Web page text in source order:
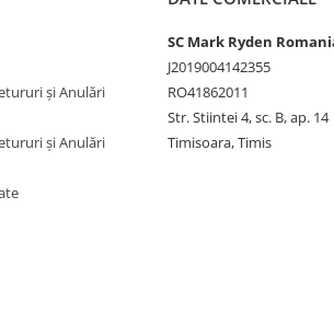
și Anulări
și Anulări
SC Mark Ryden
J2019004142355
RO41862011
Str. Stiintei 4, sc. B, ap. 14
Timisoara, Timis